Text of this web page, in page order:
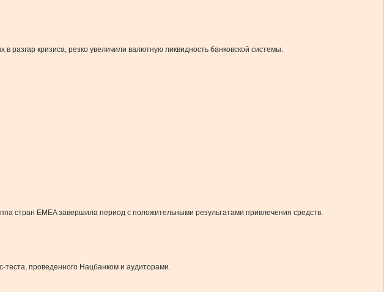
разгар кризиса, резко увеличили валютную ликвидность банковской системы.
стран EMEA завершила период с положительными результатами привлечения средств.
теста, проведенного Нацбанком и аудиторами.